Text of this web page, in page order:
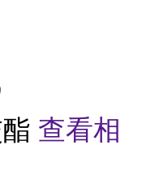
查看相